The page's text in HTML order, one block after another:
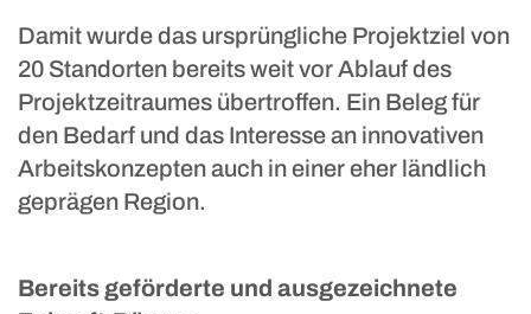
Damit wurde das ursprüngliche Projektziel von
20 Standorten bereits weit vor Ablauf des
Projektzeitraumes übertroffen. Ein Beleg für
den Bedarf und das Interesse an innovativen
Arbeitskonzepten auch in einer eher ländlich
geprägen Region.
Bereits geförderte und ausgezeichnete